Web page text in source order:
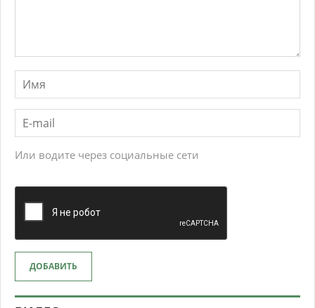
Или водите через социальные сети
ДОБАВИТЬ